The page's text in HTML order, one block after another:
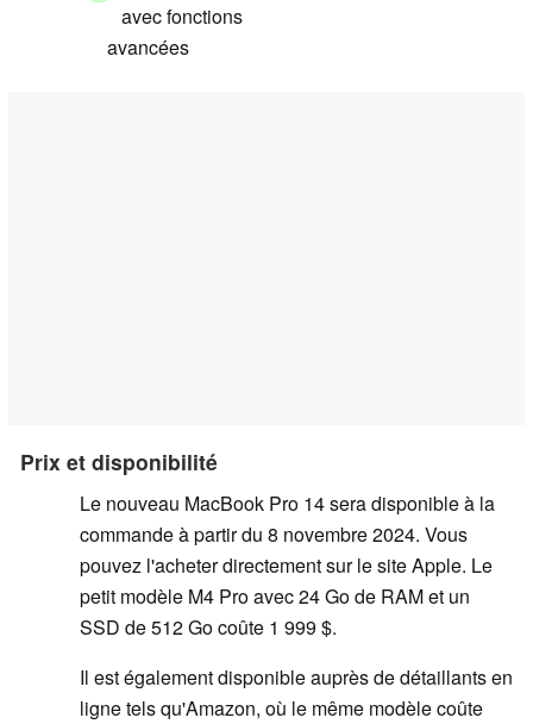
avec fonctions
avancées
Prix et disponibilité
Le nouveau MacBook Pro 14 sera disponible à la
commande à partir du 8 novembre 2024. Vous
pouvez l'acheter directement sur le site Apple. Le
petit modèle M4 Pro avec 24 Go de RAM et un
SSD de 512 Go coûte 1 999 $.
Il est également disponible auprès de détaillants en
ligne tels qu'Amazon, où le même modèle coûte